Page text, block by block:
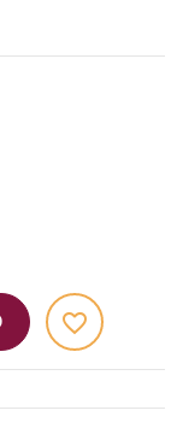
favorite_border